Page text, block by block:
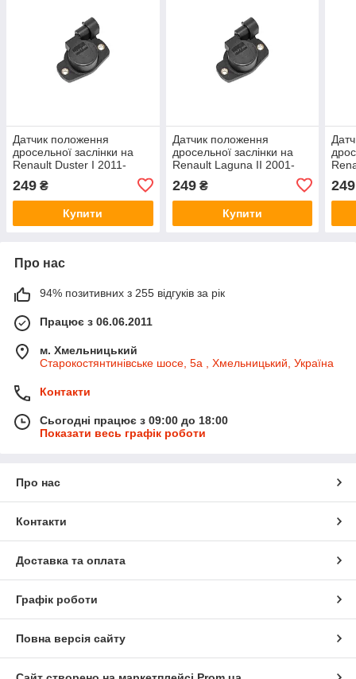
Датчик положення
дросельної заслінки на
Renault Duster I 2011-
ECP-FT-006
249 ₴
Купити
Датчик положення
дросельної заслінки на
Renault Laguna II 2001-
ECP-FT-006
249₴
Купити
249
Про нас
94% позитивних з 255 відгуків за рік
Працює з 06.06.2011
м. Хмельницький
Старокостянтинівське шосе, 5а , Хмельницький, Україна
Контакти
Сьогодні працює з 09:00 до 18:00
Показати весь графік роботи
Про нас
Контакти
Доставка та оплата
Графік роботи
Повна версія сайту